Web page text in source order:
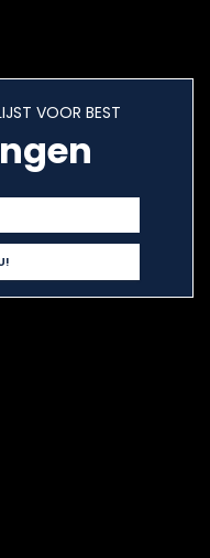
VOOR BEST